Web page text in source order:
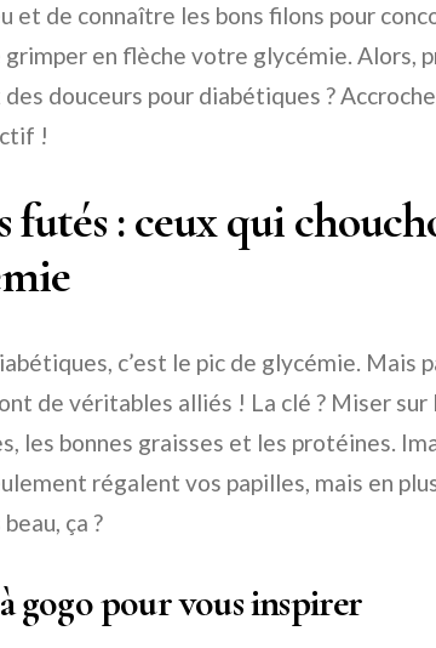
et de connaître les bons filons pour
en flèche votre glycémie. Alors,
douceurs pour diabétiques ?
!
futés : ceux qui
c’est le pic de glycémie. Mais
de véritables alliés ! La clé ? Miser sur
les bonnes graisses et les protéines.
régalent vos papilles, mais en
ça ?
gogo pour vous inspirer